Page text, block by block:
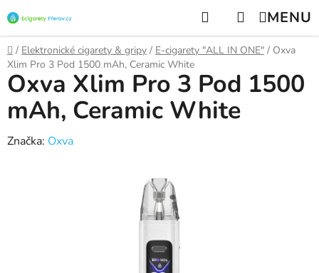
na
obsah
Hledat NÁKUPNÍ
KOŠÍK
Domů
/ Elektronické cigarety & gripy / E-cigarety "ALL IN ONE" / Oxva
Xlim Pro 3 Pod 1500 mAh, Ceramic White
Oxva Xlim Pro 3 Pod 1500
mAh, Ceramic White
Značka: Oxva